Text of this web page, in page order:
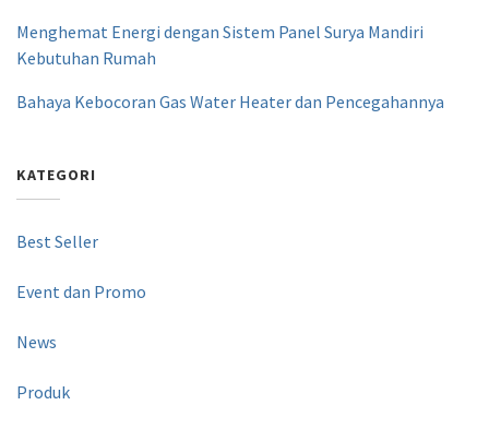
Menghemat Energi dengan Sistem Panel Surya Mandiri
Kebutuhan Rumah
Bahaya Kebocoran Gas Water Heater dan Pencegahannya
KATEGORI
Best Seller
Event dan Promo
News
Produk